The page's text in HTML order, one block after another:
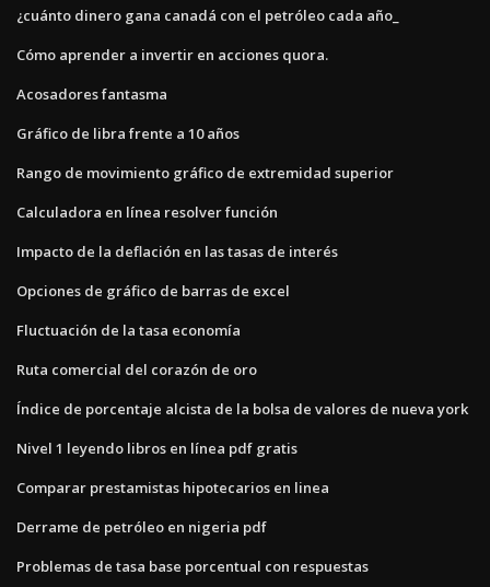
¿cuánto dinero gana canadá con el petróleo cada año_
Cómo aprender a invertir en acciones quora.
Acosadores fantasma
Gráfico de libra frente a 10 años
Rango de movimiento gráfico de extremidad superior
Calculadora en línea resolver función
Impacto de la deflación en las tasas de interés
Opciones de gráfico de barras de excel
Fluctuación de la tasa economía
Ruta comercial del corazón de oro
Índice de porcentaje alcista de la bolsa de valores de nueva york
Nivel 1 leyendo libros en línea pdf gratis
Comparar prestamistas hipotecarios en linea
Derrame de petróleo en nigeria pdf
Problemas de tasa base porcentual con respuestas